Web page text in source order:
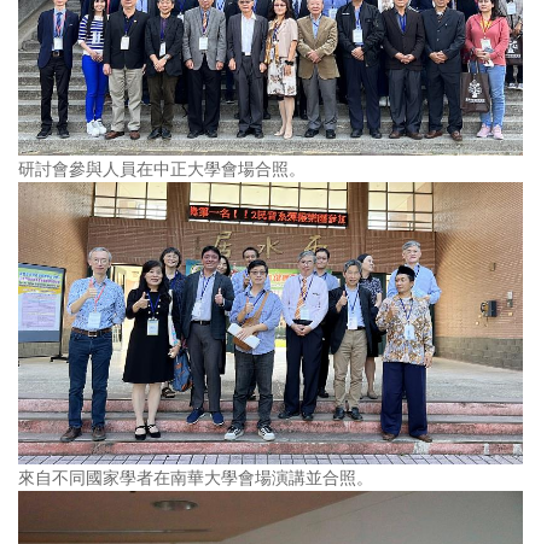
研討會參與人員在中正大學會場合照。
來自不同國家學者在南華大學會場演講並合照。